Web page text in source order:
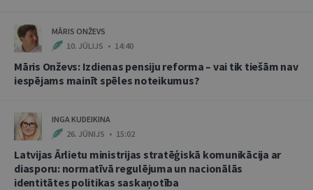
MĀRIS ONŽEVS
10. JŪLIJS • 14:40
Māris Onževs: Izdienas pensiju reforma – vai tik tiešām nav
iespējams mainīt spēles noteikumus?
INGA KUDEIKINA
26. JŪNIJS • 15:02
Latvijas Ārlietu ministrijas stratēģiskā komunikācija ar
diasporu: normatīvā regulējuma un nacionālās
identitātes politikas saskaņotība